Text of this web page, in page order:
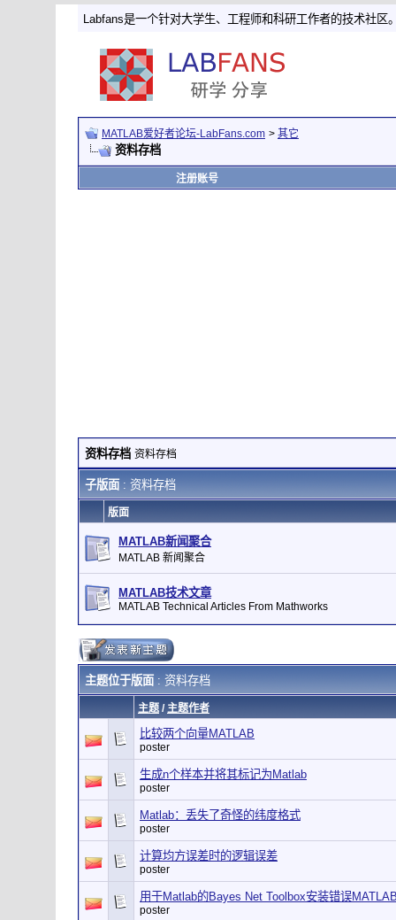
Labfans是一个针对大学生、工程师和科研工作者的技术社区
MATLAB爱好者论坛-LabFans.com > 其它
资料存档
注册账号
资料存档 资料存档
子版面: 资料存档
版面
MATLAB新闻聚合
MATLAB 新闻聚合
MATLAB技术文章
MATLAB Technical Articles From Mathworks
主题位于版面: 资料存档
主题/ 主题作者
比较两个向量MATLAB
poster
生成n个样本并将其标记为Matlab
poster
Matlab：丢失了奇怪的纬度格式
poster
计算均方误差时的逻辑误差
poster
用于Matlab的Bayes Net Toolbox安装错误
poster